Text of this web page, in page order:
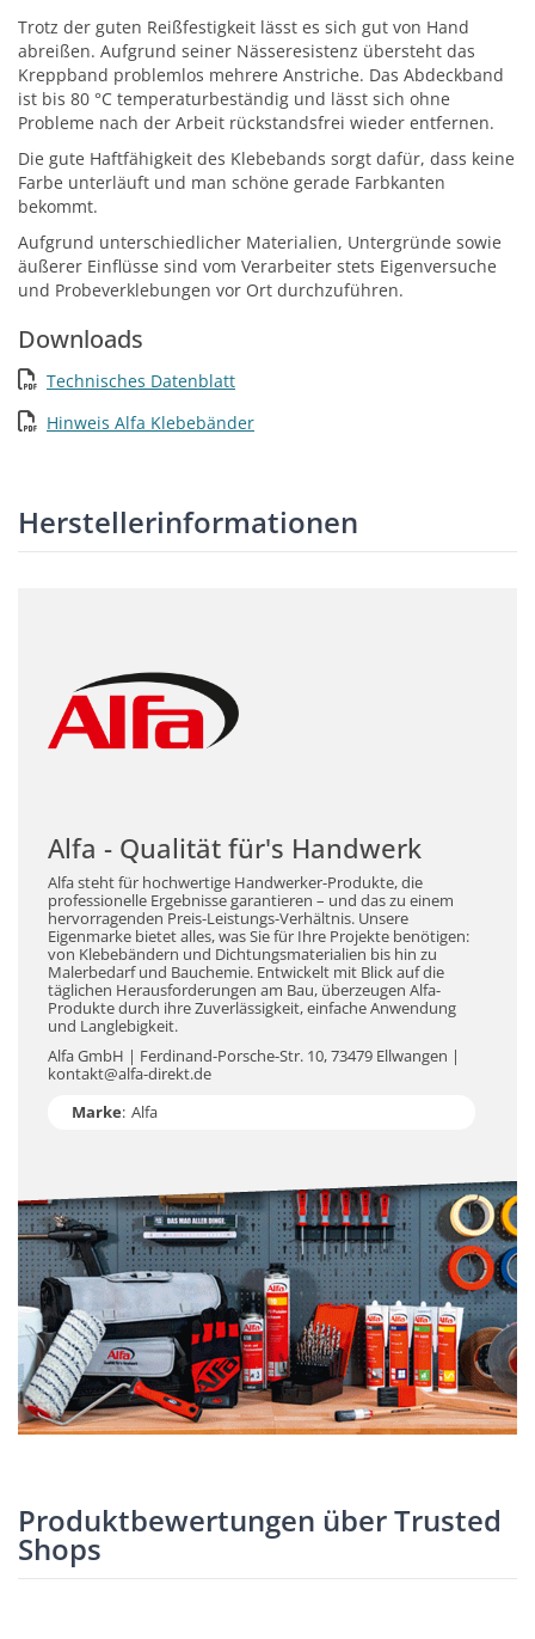
Trotz der guten Reißfestigkeit lässt es sich gut von Hand
abreißen. Aufgrund seiner Nässeresistenz übersteht das
Kreppband problemlos mehrere Anstriche. Das Abdeckband
ist bis 80 °C temperaturbeständig und lässt sich ohne
Probleme nach der Arbeit rückstandsfrei wieder entfernen.
Die gute Haftfähigkeit des Klebebands sorgt dafür, dass keine
Farbe unterläuft und man schöne gerade Farbkanten
bekommt.
Aufgrund unterschiedlicher Materialien, Untergründe sowie
äußerer Einflüsse sind vom Verarbeiter stets Eigenversuche
und Probeverklebungen vor Ort durchzuführen.
Downloads
Technisches Datenblatt
Hinweis Alfa Klebebänder
Herstellerinformationen
Alfa - Qualität für's Handwerk
Alfa steht für hochwertige Handwerker-Produkte, die
professionelle Ergebnisse garantieren – und das zu einem
hervorragenden Preis-Leistungs-Verhältnis. Unsere
Eigenmarke bietet alles, was Sie für Ihre Projekte benötigen:
von Klebebändern und Dichtungsmaterialien bis hin zu
Malerbedarf und Bauchemie. Entwickelt mit Blick auf die
täglichen Herausforderungen am Bau, überzeugen Alfa-
Produkte durch ihre Zuverlässigkeit, einfache Anwendung
und Langlebigkeit.
Alfa GmbH | Ferdinand-Porsche-Str. 10, 73479 Ellwangen |
kontakt@alfa-direkt.de
Marke: Alfa
Produktbewertungen über Trusted
Shops